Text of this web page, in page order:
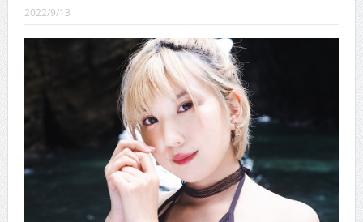
CINEMA×STYLE 289号
CINEMA×STYLE 288号
CINEMA×STYLE 287号
CINEMA×STYLE 286号
CINEMA×STYLE 285号
CINEMA×STYLE 294号
2022/9/13